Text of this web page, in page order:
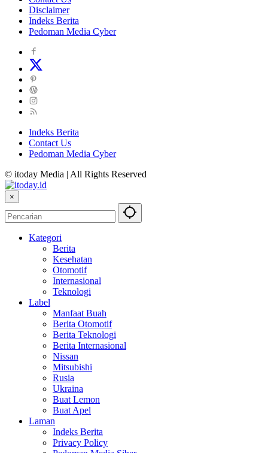
Disclaimer
Indeks Berita
Pedoman Media Cyber
Indeks Berita
Contact Us
Pedoman Media Cyber
© itoday Media | All Rights Reserved
×
Kategori
Berita
Kesehatan
Otomotif
Internasional
Teknologi
Label
Manfaat Buah
Berita Otomotif
Berita Teknologi
Berita Internasional
Nissan
Mitsubishi
Rusia
Ukraina
Buat Lemon
Buat Apel
Laman
Indeks Berita
Privacy Policy